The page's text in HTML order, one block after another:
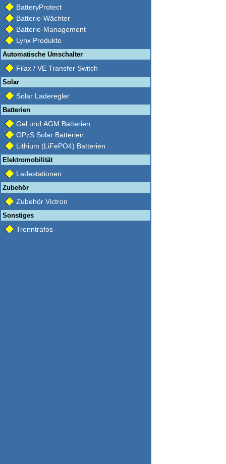
BatteryProtect
Batterie-Wächter
Batterie-Management
Lynx Produkte
Automatische Umschalter
Filax / VE Transfer Switch
Solar
Solar Laderegler
Batterien
Gel und AGM Batterien
OPzS Solar Batterien
Lithium (LiFePO4) Batterien
Elektromobilität
Ladestationen
Zubehör
Zubehör Victron
Sonstiges
Trenntrafos